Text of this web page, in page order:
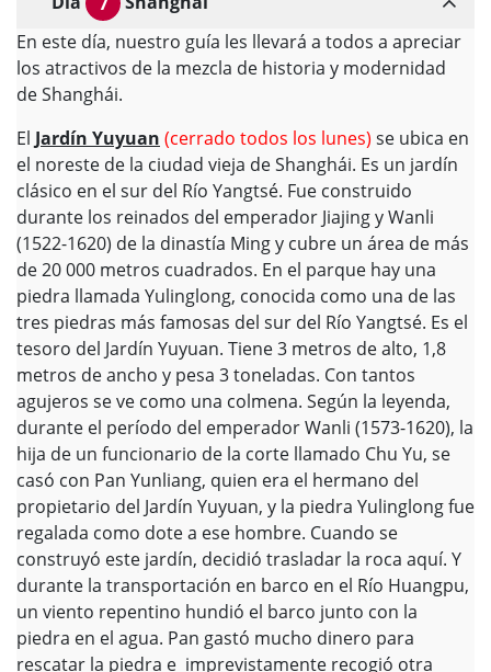
En este día, nuestro guía les llevará a todos a apreciar
los atractivos de la mezcla de historia y modernidad
de Shanghái.
El Jardín Yuyuan (cerrado todos los lunes) se ubica en
el noreste de la ciudad vieja de Shanghái. Es un jardín
clásico en el sur del Río Yangtsé. Fue construido
durante los reinados del emperador Jiajing y Wanli
(1522-1620) de la dinastía Ming y cubre un área de más
de 20 000 metros cuadrados. En el parque hay una
piedra llamada Yulinglong, conocida como una de las
tres piedras más famosas del sur del Río Yangtsé. Es el
tesoro del Jardín Yuyuan. Tiene 3 metros de alto, 1,8
metros de ancho y pesa 3 toneladas. Con tantos
agujeros se ve como una colmena. Según la leyenda,
durante el período del emperador Wanli (1573-1620), la
hija de un funcionario de la corte llamado Chu Yu, se
casó con Pan Yunliang, quien era el hermano del
propietario del Jardín Yuyuan, y la piedra Yulinglong fue
regalada como dote a ese hombre. Cuando se
construyó este jardín, decidió trasladar la roca aquí. Y
durante la transportación en barco en el Río Huangpu,
un viento repentino hundió el barco junto con la
piedra en el agua. Pan gastó mucho dinero para
rescatar la piedra e imprevistamente recogió otra